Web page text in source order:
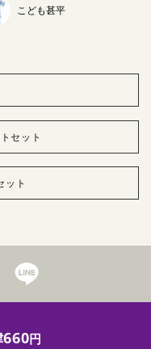
こども甚平
セット
ット
円